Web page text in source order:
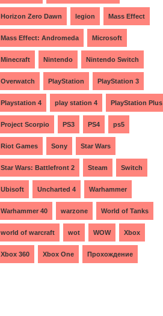
Horizon Zero Dawn legion Mass Effect
Mass Effect: Andromeda Microsoft
Minecraft Nintendo Nintendo Switch
Overwatch PlayStation PlayStation 3
Playstation 4 play station 4 PlayStation Plus
Project Scorpio PS3 PS4 ps5
Riot Games Sony Star Wars
Star Wars: Battlefront 2 Steam Switch
Ubisoft Uncharted 4 Warhammer
Warhammer 40 warzone World of Tanks
world of warcraft wot WOW Xbox
Xbox 360 Xbox One Прохождение